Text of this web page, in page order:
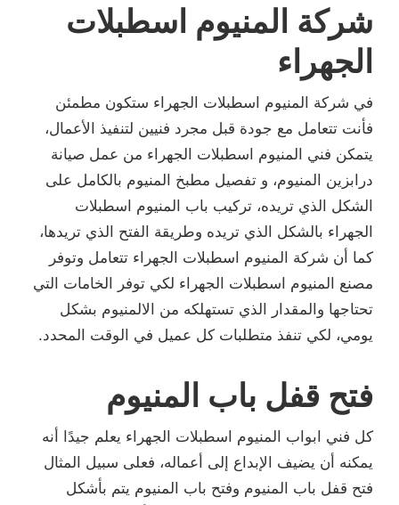
شركة المنيوم اسطبلات
الجهراء
في شركة المنيوم اسطبلات الجهراء ستكون مطمئن
فأنت تتعامل مع جودة قبل مجرد فنيين لتنفيذ الأعمال،
يتمكن فني المنيوم اسطبلات الجهراء من عمل صيانة
درابزين المنيوم، و تفصيل مطبخ المنيوم بالكامل على
الشكل الذي تريده، تركيب باب المنيوم اسطبلات
الجهراء بالشكل الذي تريده وطريقة الفتح الذي تريدها،
كما أن شركة المنيوم اسطبلات الجهراء تتعامل وتوفر
مصنع المنيوم اسطبلات الجهراء لكي توفر الخامات التي
تحتاجها والمقدار الذي تستهلكه من الالمنيوم بشكل
يومي، لكي تنفذ متطلبات كل عميل في الوقت المحدد.
فتح قفل باب المنيوم
كل فني ابواب المنيوم اسطبلات الجهراء يعلم جيدًا أنه
يمكنه أن يضيف الإبداع إلى أعماله، فعلى سبيل المثال
فتح قفل باب المنيوم وفتح باب المنيوم يتم بأشكل